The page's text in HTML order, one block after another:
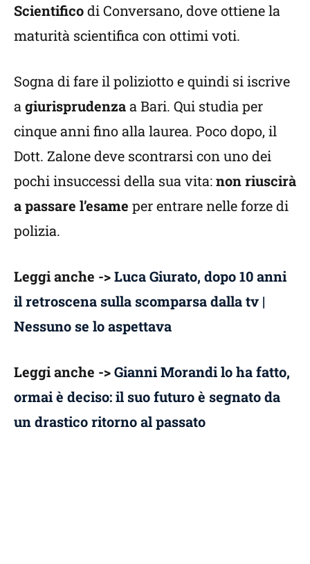
Scientificodi Conversano, dove ottiene la
maturità scientifica con ottimi voti.
Sogna di fare il poliziotto e quindi si iscrive
a giurisprudenzaa Bari. Qui studia per
cinque anni fino alla laurea. Poco dopo, il
Dott. Zalone deve scontrarsi con uno dei
pochi insuccessi della sua vita:non riuscirà
a passare l’esame per entrare nelle forze di
polizia.
Leggi anche ->Luca Giurato, dopo 10 anni
il retroscena sulla scomparsa dalla tv |
Nessuno se lo aspettava
Leggi anche ->Gianni Morandi lo ha fatto,
ormai è deciso: il suo futuro è segnato da
un drastico ritorno al passato